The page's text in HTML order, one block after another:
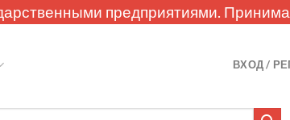
предприятиями.
ВХОД /